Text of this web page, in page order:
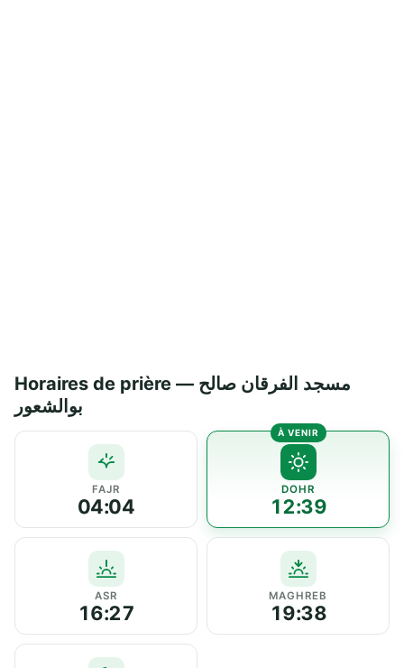
Horaires de prière — مسجد الفرقان صالح
بوالشعور
FAJR
04:04
DOHR
12:39
ASR
16:27
MAGHREB
19:38